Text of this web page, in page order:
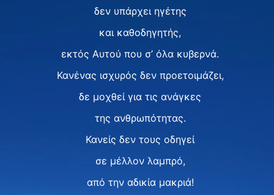
δεν υπάρχει ηγέτης
και καθοδηγητής,
εκτός Αυτού που σ’ όλα κυβερνά.
Κανένας ισχυρός δεν προετοιμάζει,
δε μοχθεί για τις ανάγκες
της ανθρωπότητας.
Κανείς δεν τους οδηγεί
σε μέλλον λαμπρό,
από την αδικία μακριά!